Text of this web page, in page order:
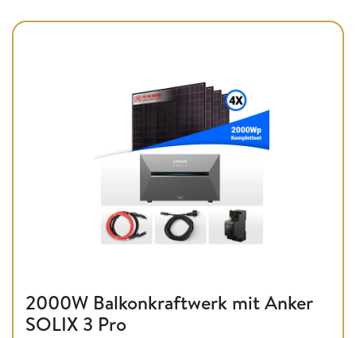
2000W Balkonkraftwerk mit Anker
SOLIX 3 Pro